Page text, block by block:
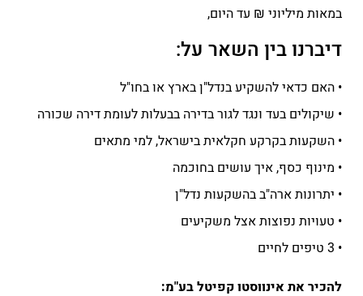
במאות מיליוני ₪ עד היום,
דיברנו בין השאר על:
• האם כדאי להשקיע בנדל"ן בארץ או בחו"ל
• שיקולים בעד ונגד לגור בדירה בבעלות לעומת דירה שכורה
• השקעות בקרקע חקלאית בישראל, למי מתאים
• מינוף כסף, איך עושים בחוכמה
• יתרונות ארה"ב בהשקעות נדל"ן
• טעויות נפוצות אצל משקיעים
• 3 טיפים לחיים
להכיר את אינווסטו קפיטל בע"מ: